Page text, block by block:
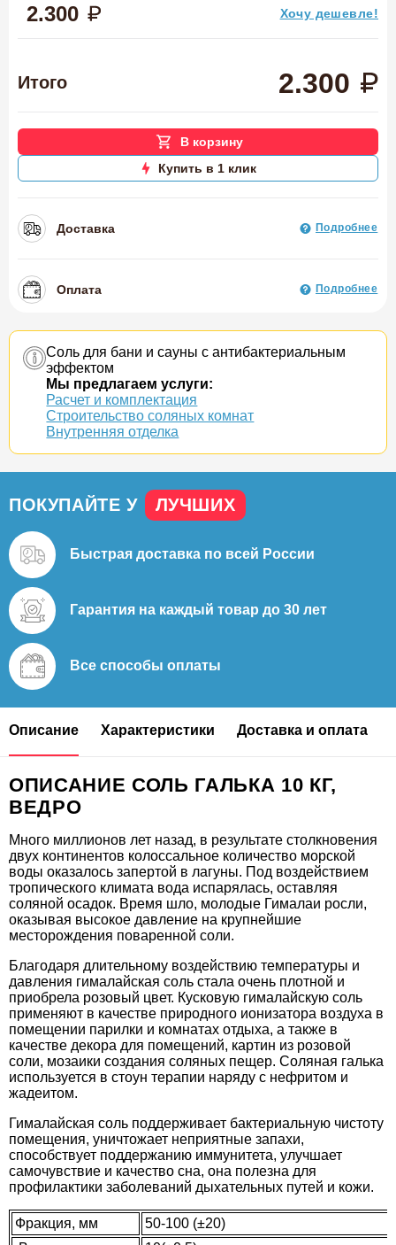
2.300 Хочу дешевле!
Итого 2.300
В корзину
Купить в 1 клик
Доставка Подробнее
Оплата Подробнее
Соль для бани и сауны с антибактериальным
эффектом
Мы предлагаем услуги:
Расчет и комплектация
Строительство соляных комнат
Внутренняя отделка
ПОКУПАЙТЕ У ЛУЧШИХ
Быстрая доставка по всей России
Гарантия на каждый товар до 30 лет
Все способы оплаты
Описание Характеристики Доставка и оплата
ОПИСАНИЕ СОЛЬ ГАЛЬКА 10 КГ,
ВЕДРО
Много миллионов лет назад, в результате столкновения
двух континентов колоссальное количество морской
воды оказалось запертой в лагуны. Под воздействием
тропического климата вода испарялась, оставляя
соляной осадок. Время шло, молодые Гималаи росли,
оказывая высокое давление на крупнейшие
месторождения поваренной соли.
Благодаря длительному воздействию температуры и
давления гималайская соль стала очень плотной и
приобрела розовый цвет. Кусковую гималайскую соль
применяют в качестве природного ионизатора воздуха в
помещении парилки и комнатах отдыха, а также в
качестве декора для помещений, картин из розовой
соли, мозаики создания соляных пещер. Соляная галька
используется в стоун терапии наряду с нефритом и
жадеитом.
Гималайская соль поддерживает бактериальную чистоту
помещения, уничтожает неприятные запахи,
способствует поддержанию иммунитета, улучшает
самочувствие и качество сна, она полезна для
профилактики заболеваний дыхательных путей и кожи.
Фракция, мм
50-100 (±20)